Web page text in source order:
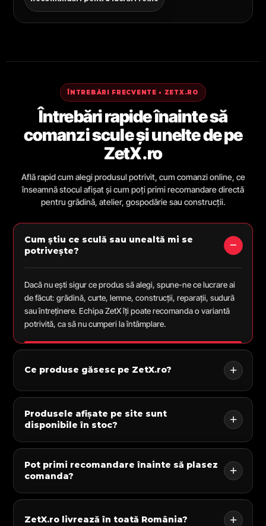
ÎNTREBĂRI FRECVENTE • ZETX.RO
Întrebări rapide înainte să
comanzi scule și unelte de pe
ZetX.ro
Află rapid cum alegi produsul potrivit, cum comanzi online, ce
înseamnă stocul afișat și cum poți primi recomandare directă
pentru grădină, atelier, gospodărie sau construcții.
Cum știu ce sculă sau unealtă mi se
potrivește?
Dacă nu ești sigur ce produs să alegi, spune-ne ce lucrare ai
de făcut: grădină, curte, lemne, construcții, reparații, sudură
sau întreținere. Echipa ZetX îți poate recomanda o variantă
potrivită, ca să nu cumperi la întâmplare.
Ce produse găsesc pe ZetX.ro?
Produsele afișate pe site sunt
disponibile în stoc?
Pot primi recomandare înainte să plasez
comanda?
ZetX.ro livrează în toată România?